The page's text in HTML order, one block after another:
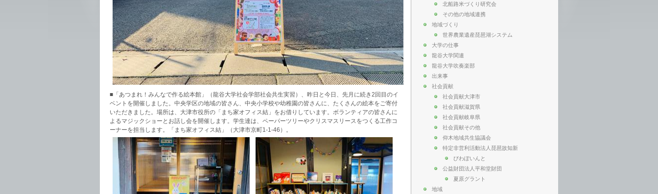
■「あつまれ！みんなで作る絵本館」（龍谷大学社会学部社会共生実習）、昨日と今日、先月に続き2回目のイ
ベントを開催しました。中央学区の地域の皆さん、中央小学校や幼稚園の皆さんに、たくさんの絵本をご寄付
いただきました。場所は、大津市役所の「まち家オフィス結」をお借りしています。ボランティアの皆さんに
よるマジックショーとお話し会を開催します。学生達は、ペーパーツリーやクリスマスリースをつくる工作コ
ーナーを担当します。「まち家オフィス結」（大津市京町1-1-46）。
北船路米づくり研究会
その他の地域連携
地域づくり
世界農業遺産琵琶湖システム
大学の仕事
龍谷大学関連
龍谷大学吹奏楽部
出来事
社会貢献
社会貢献大津市
社会貢献滋賀県
社会貢献岐阜県
社会貢献その他
仰木地域共生協議会
特定非営利活動法人琵琶故知新
びわぽいんと
公益財団法人平和堂財団
夏原グラント
地域